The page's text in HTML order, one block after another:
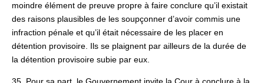
moindre élément de preuve propre à faire conclure qu’il existait
des raisons plausibles de les soupçonner d’avoir commis une
infraction pénale et qu’il était nécessaire de les placer en
détention provisoire. Ils se plaignent par ailleurs de la durée de
la détention provisoire subie par eux.